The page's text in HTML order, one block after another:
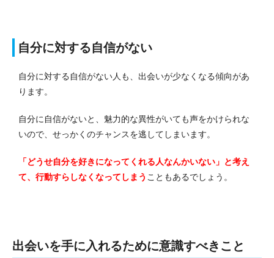
自分に対する自信がない
自分に対する自信がない人も、出会いが少なくなる傾向があ
ります。
自分に自信がないと、魅力的な異性がいても声をかけられな
いので、せっかくのチャンスを逃してしまいます。
「どうせ自分を好きになってくれる人なんかいない」と考え
て、行動すらしなくなってしまう こともあるでしょう。
出会いを手に入れるために意識すべきこと